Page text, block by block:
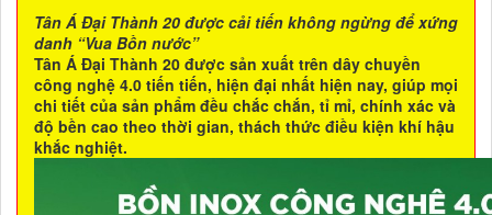
Tân Á Đại Thành 20 được cải tiến không ngừng để xứng
danh “Vua Bồn nước”
Tân Á Đại Thành 20 được sản xuất trên dây chuyền
công nghệ 4.0 tiến tiến, hiện đại nhất hiện nay, giúp mọi
chi tiết của sản phẩm đều chắc chắn, tỉ mỉ, chính xác và
độ bền cao theo thời gian, thách thức điều kiện khí hậu
khắc nghiệt.